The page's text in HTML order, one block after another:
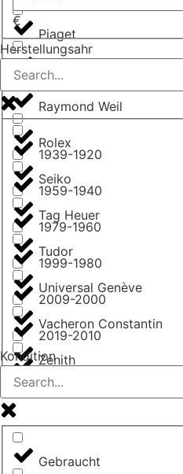
Piaget
Poljot
Raymond Weil
Rolex
Seiko
Tag Heuer
Tudor
Universal Genève
Vacheron Constantin
Zenith
€
Herstellungsahr
1939-1920
1959-1940
1979-1960
1999-1980
2009-2000
2019-2010
ab 2020
Kondition
Gebraucht